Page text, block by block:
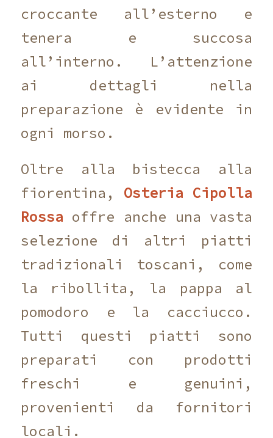
croccante all’esterno e
tenera e succosa
all’interno. L’attenzione
ai dettagli nella
preparazione è evidente in
ogni morso.
Oltre alla bistecca alla
fiorentina, Osteria Cipolla
Rossa offre anche una vasta
selezione di altri piatti
tradizionali toscani, come
la ribollita, la pappa al
pomodoro e la cacciucco.
Tutti questi piatti sono
preparati con prodotti
freschi e genuini,
provenienti da fornitori
locali.